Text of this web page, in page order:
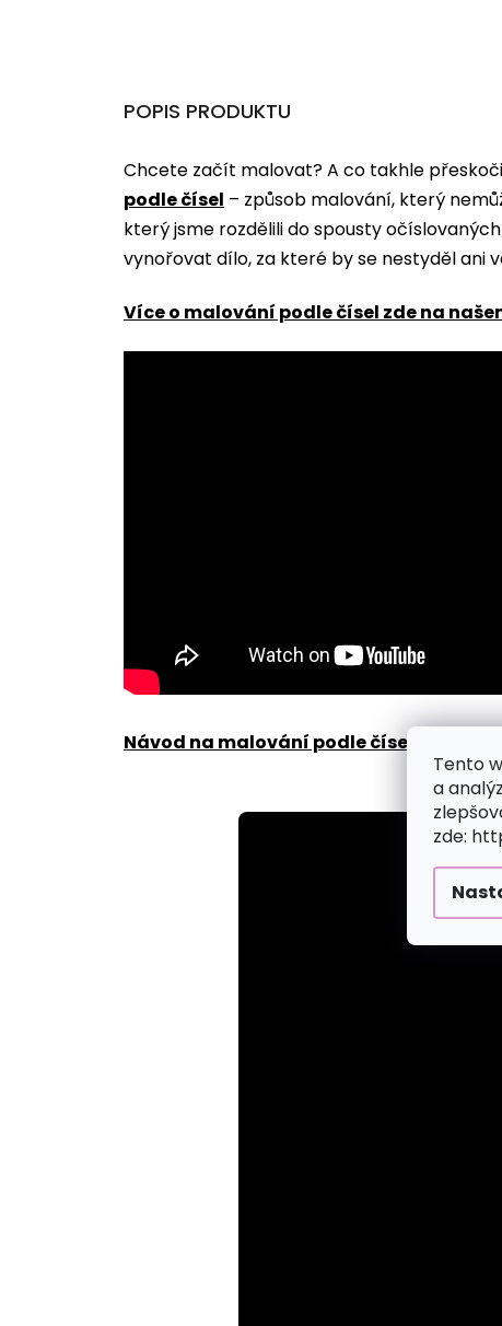
Tento
a
zde:
POPIS PRODUKTU
Chcete začít malovat? A co takhle
podle čísel ­­– způsob malování, který
který jsme rozdělili do spousty
vynořovat dílo, za které by se nestyděl ani
Více o malování podle čísel zde na
Návod na malování podle čísel zde